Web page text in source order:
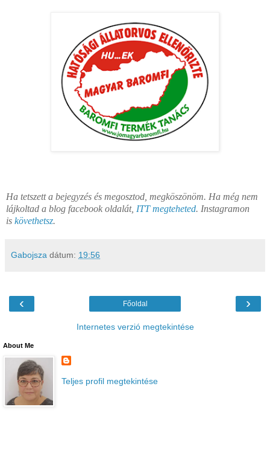
Ha tetszett a bejegyzés és megosztod, megköszönöm. Ha még nem
lájkoltad a blog facebook oldalát, ITT megteheted. Instagramon
is követhetsz.
Gabojsza dátum: 19:56
‹ ›
Főoldal
Internetes verzió megtekintése
About Me
Teljes profil megtekintése